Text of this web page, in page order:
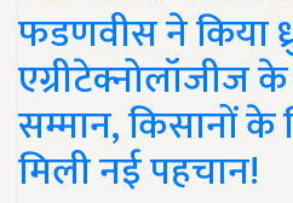
फडणवीस ने किया
एग्रीटेक्नोलॉजीज
सम्मान, किसानों के
मिली नई पहचान!